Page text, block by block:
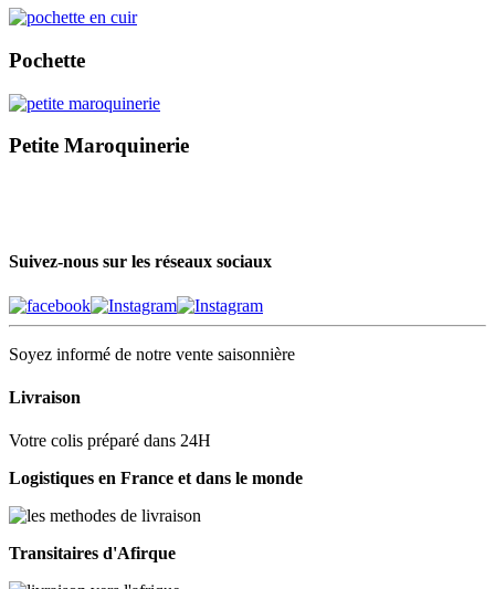
Pochette
Petite Maroquinerie
Suivez-nous sur les réseaux sociaux
Soyez informé de notre vente saisonnière
Livraison
Votre colis préparé dans 24H
Logistiques en France et dans le monde
Transitaires d'Afirque